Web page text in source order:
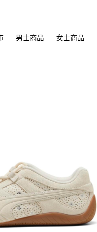
男士商品 女士商品